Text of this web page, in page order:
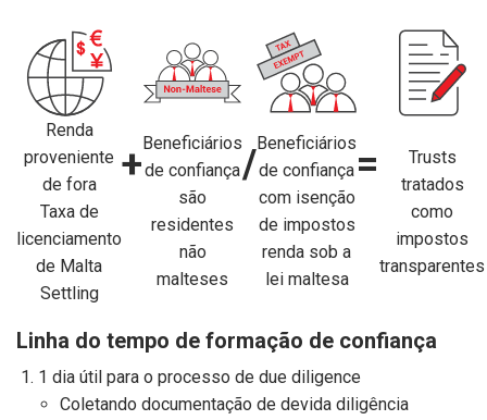
+ / =
Renda
proveniente
de fora
Taxa de
licenciamento
de Malta
Settling
Beneficiários
de confiança
são
residentes
não
malteses
Beneficiários
de confiança
com isenção
de impostos
renda sob a
lei maltesa
Trusts
tratados
como
impostos
transparentes
Linha do tempo de formação de confiança
1 dia útil para o processo de due diligence
Coletando documentação de devida diligência